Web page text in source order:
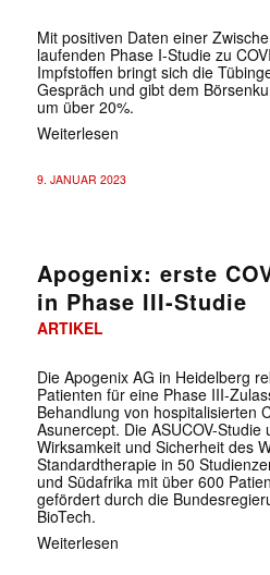
Mit positiven Daten einer
laufenden Phase I-Studie zu
Impfstoffen bringt sich die
Gespräch und gibt dem
um über 20%.
Weiterlesen
9. JANUAR 2023
Apogenix: erste
in Phase III-Studie
ARTIKEL
Die Apogenix AG in Heidelberg
Patienten für eine Phase III-
Behandlung von hospitalisierten
Asunercept. Die ASUCOV-Studie
Wirksamkeit und Sicherheit des
Standardtherapie in 50
und Südafrika mit über 600
gefördert durch die
BioTech.
Weiterlesen